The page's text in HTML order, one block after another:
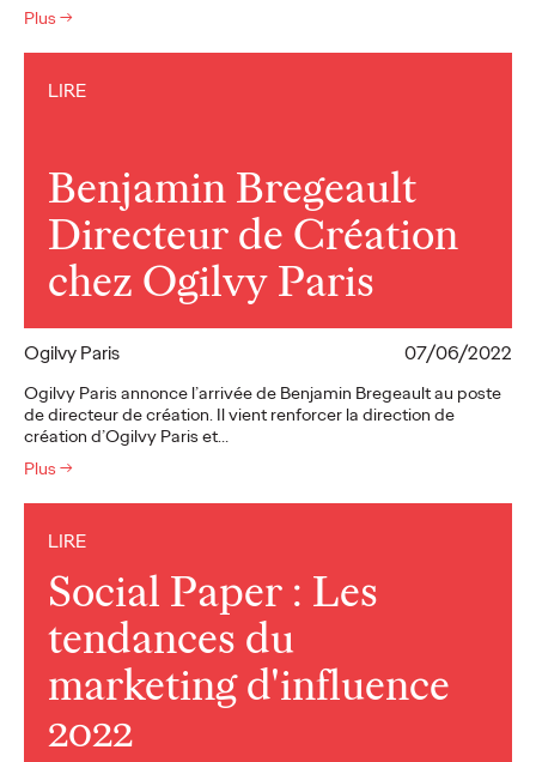
Plus →
LIRE
Benjamin Bregeault
Directeur de Création
chez Ogilvy Paris
Ogilvy Paris 07/06/2022
Ogilvy Paris annonce l’arrivée de Benjamin Bregeault au poste
de directeur de création. Il vient renforcer la direction de
création d’Ogilvy Paris et…
Plus →
LIRE
Social Paper : Les
tendances du
marketing d'influence
2022